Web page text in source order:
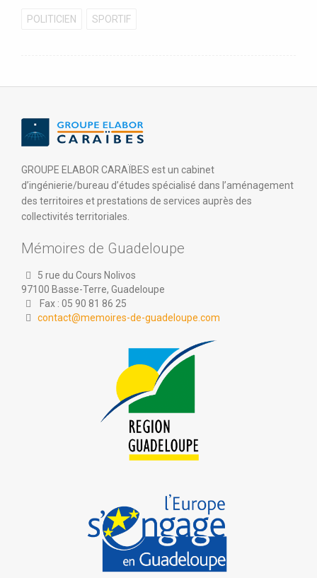
POLITICIEN SPORTIF
GROUPE ELABOR CARAÏBES est un cabinet
d’ingénierie/bureau d’études spécialisé dans l’aménagement
des territoires et prestations de services auprès des
collectivités territoriales.
Mémoires de Guadeloupe
5 rue du Cours Nolivos
97100 Basse-Terre, Guadeloupe
Fax : 05 90 81 86 25
contact@memoires-de-guadeloupe.com